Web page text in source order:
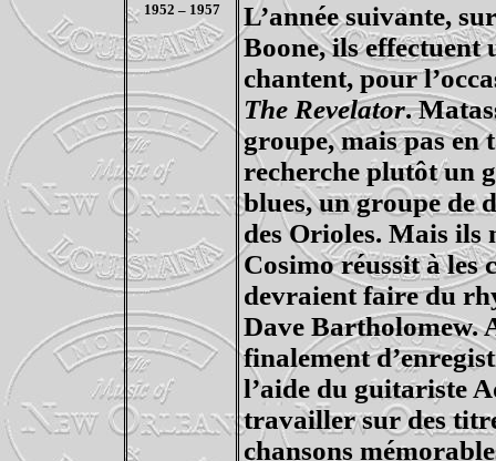
1952 – 1957
L’année suivante,
Boone, ils
chantent, pour
The Revelator.
groupe, mais pas en
recherche plutôt un
blues, un groupe de
desOrioles. Mais ils
Cosimo réussit à les
devraient faire du
Dave Bartholomew.
finalement
l’aide du guitariste
travailler sur des
chansons